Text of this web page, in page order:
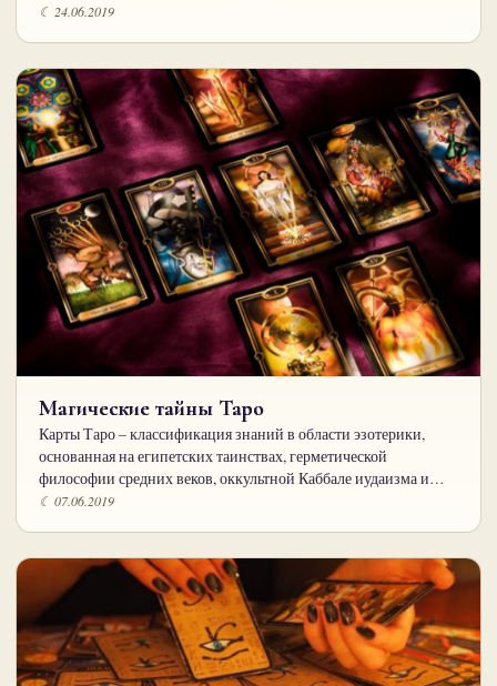
☾ 24.06.2019
Магические тайны Таро
Карты Таро – классификация знаний в области эзотерики,
основанная на египетских таинствах, герметической
философии средних веков, оккультной Каббале иудаизма и…
☾ 07.06.2019